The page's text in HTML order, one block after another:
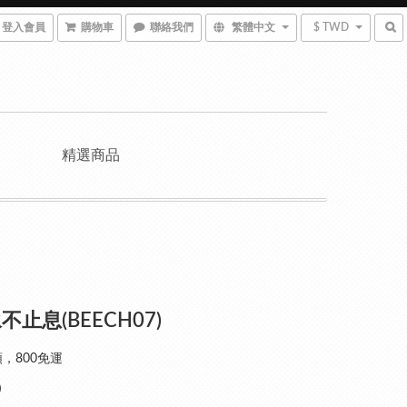
登入會員 購物車 聯絡我們 繁體中文 $ TWD
精選商品
止息(BEECH07)
800免運